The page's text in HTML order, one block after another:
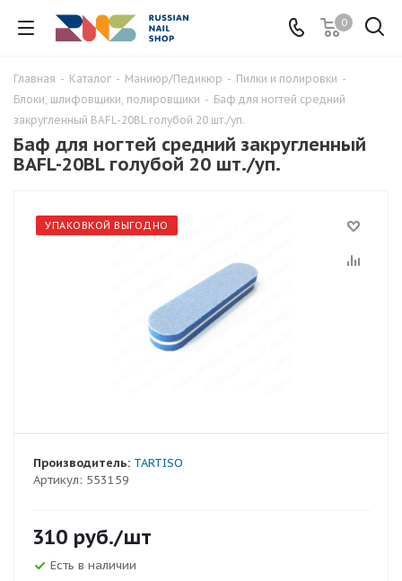
0
Главная - Каталог - Маниюр/Педикюр - Пилки и полировки -
Блоки, шлифовщики, полировщики - Баф для ногтей средний
закругленный BAFL-20BL голубой 20 шт./уп.
Баф для ногтей средний закругленный
BAFL-20BL голубой 20 шт./уп.
УПАКОВКОЙ ВЫГОДНО
Артикул: 553159
Производитель: TARTISO
310 руб./шт
Есть в наличии